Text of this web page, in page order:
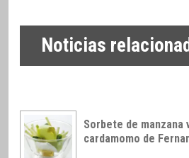
Noticias
Sorbete de manzana
cardamomo de